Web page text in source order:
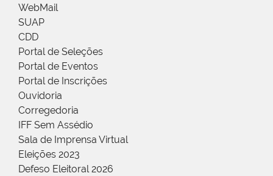
WebMail
SUAP
CDD
Portal de Seleções
Portal de Eventos
Portal de Inscrições
Ouvidoria
Corregedoria
IFF Sem Assédio
Sala de Imprensa Virtual
Eleições 2023
Defeso Eleitoral 2026